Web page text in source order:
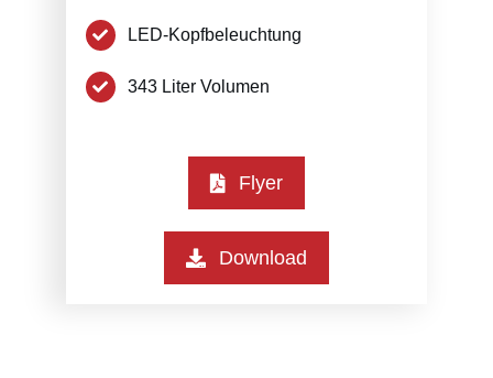
LED-Kopfbeleuchtung
343 Liter Volumen
Flyer
Download